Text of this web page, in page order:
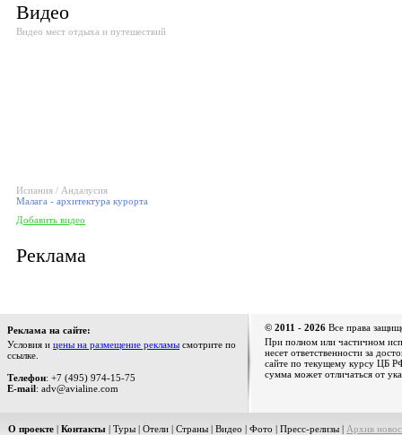
Видео
Видео мест отдыха и путешествий
Испания / Андалусия
Малага - архитектура курорта
Добавить видео
Реклама
Реклама на сайте:
Условия и цены на размещение рекламы смотрите по
ссылке.
Телефон: +7 (495) 974-15-75
E-mail: adv@avialine.com
© 2011 - 2026 Все права
При полном или частичном
несет ответственности за
сайте по текущему курсу ЦБ
сумма может отличаться от
О проекте | Контакты | Туры | Отели | Страны | Видео | Фото | Пресс-релизы | Архив